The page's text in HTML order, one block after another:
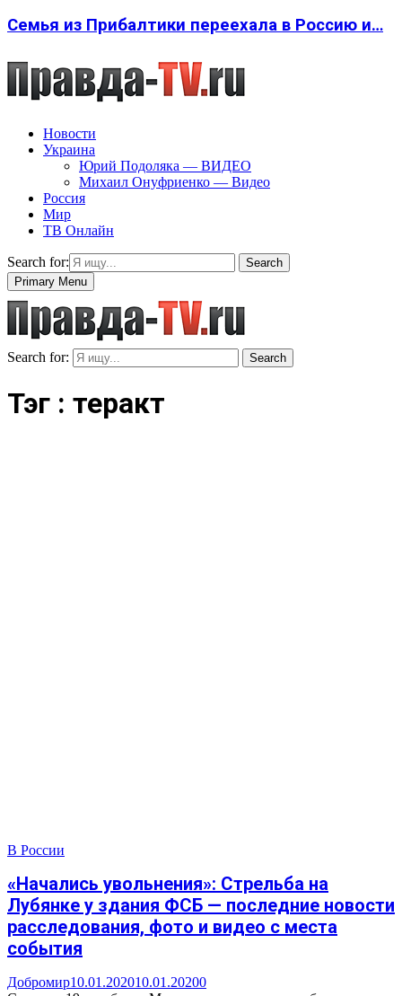
Семья из Прибалтики переехала в Россию и…
Новости
Украина
Юрий Подоляка — ВИДЕО
Михаил Онуфриенко — Видео
Россия
Мир
ТВ Онлайн
Search for:
Search
Primary Menu
Search for: Search
Тэг : теракт
В России
«Начались увольнения»: Стрельба на
Лубянке у здания ФСБ — последние новости
расследования, фото и видео с места
события
Добромир10.01.202010.01.20200